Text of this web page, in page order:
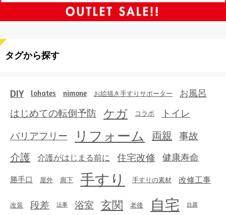
タグから探す
DIY lohates nimone お絵描き手すりサポーター お風呂
はじめての転倒予防 ケガ コラボ トイレ
バリアフリー リフォーム 両親 事故
介護 介護がはじまる前に 住宅改修 健康寿命
勝手口 屋外 廊下 手すり 手すりの素材 改修工事
改装 段差 法事 浴室 玄関 老後 自宅 自粛